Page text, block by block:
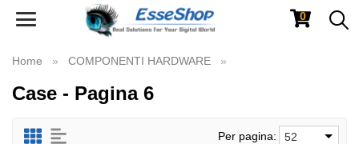
Toggle
0
Home COMPONENTI HARDWARE
Case - Pagina 6
Per pagina:
52